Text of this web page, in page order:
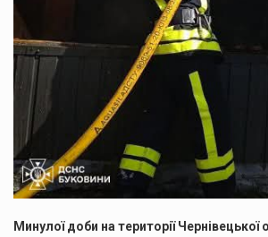
Минулої доби на території Чернівецької